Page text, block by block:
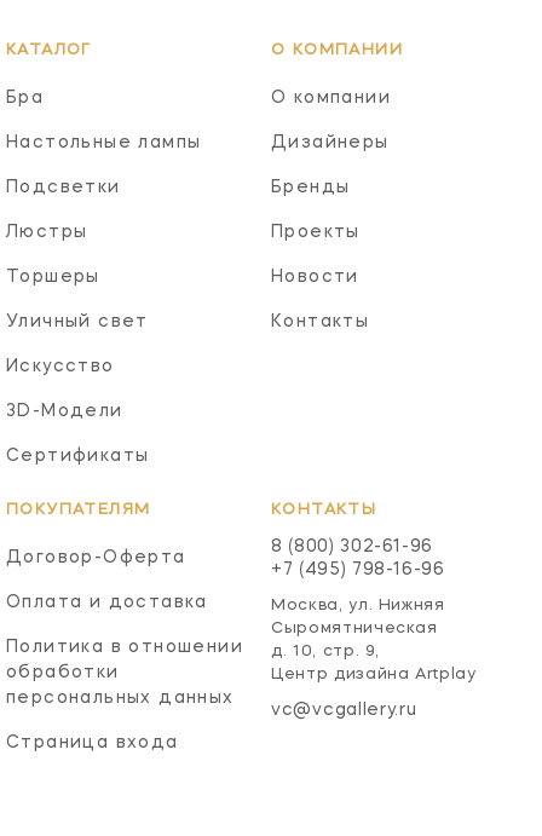
КАТАЛОГ
Бра
Настольные лампы
Подсветки
Люстры
Торшеры
Уличный свет
Искусство
3D-Модели
Сертификаты
О КОМПАНИИ
О компании
Дизайнеры
Бренды
Проекты
Новости
Контакты
ПОКУПАТЕЛЯМ
Договор-Оферта
Оплата и доставка
Политика в отношении
обработки
персональных данных
Страница входа
КОНТАКТЫ
8 (800) 302-61-96
+7 (495) 798-16-96
Москва, ул. Нижняя
Сыромятническая
д. 10, стр. 9,
Центр дизайна Artplay
vc@vcgallery.ru